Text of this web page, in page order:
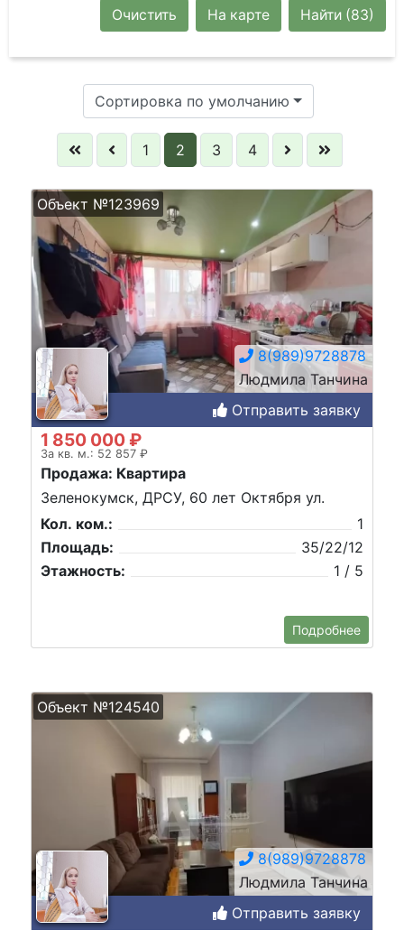
Найти (83)
На карте
Очистить
Сортировка по умолчанию
1 2 3 4
Объект №123969
8(989)9728878
Людмила Танчина
Отправить заявку
1 850 000 ₽
За кв. м.: 52 857 ₽
Продажа: Квартира
Зеленокумск, ДРСУ, 60 лет Октября ул.
Кол. ком.:
1
Площадь:
35/22/12
Этажность:
1 / 5
Подробнее
Объект №124540
8(989)9728878
Людмила Танчина
Отправить заявку